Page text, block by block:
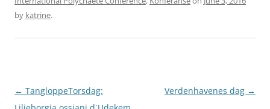
by katrine.
Post
← TangloppeTorsdag:
Verdenhavenes dag →